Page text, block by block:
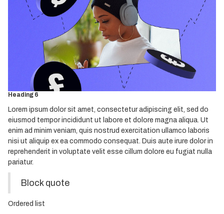
Heading 2
Heading 3
Heading 4
Heading 5
Heading 6
Lorem ipsum dolor sit amet, consectetur adipiscing elit, sed do
eiusmod tempor incididunt ut labore et dolore magna aliqua. Ut
enim ad minim veniam, quis nostrud exercitation ullamco laboris
nisi ut aliquip ex ea commodo consequat. Duis aute irure dolor in
reprehenderit in voluptate velit esse cillum dolore eu fugiat nulla
pariatur.
Block quote
Ordered list